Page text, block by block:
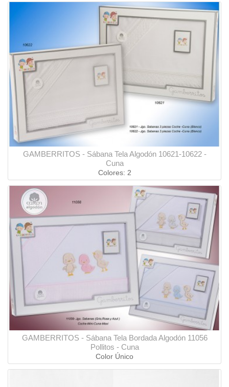
GAMBERRITOS - Sábana Tela Algodón 10621-10622 -
Cuna
Colores: 2
GAMBERRITOS - Sábana Tela Bordada Algodón 11056
Pollitos - Cuna
Color Único